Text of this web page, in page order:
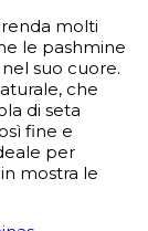
molti
le pashmine
suo cuore.
che
di seta
fine e
per
mostra le